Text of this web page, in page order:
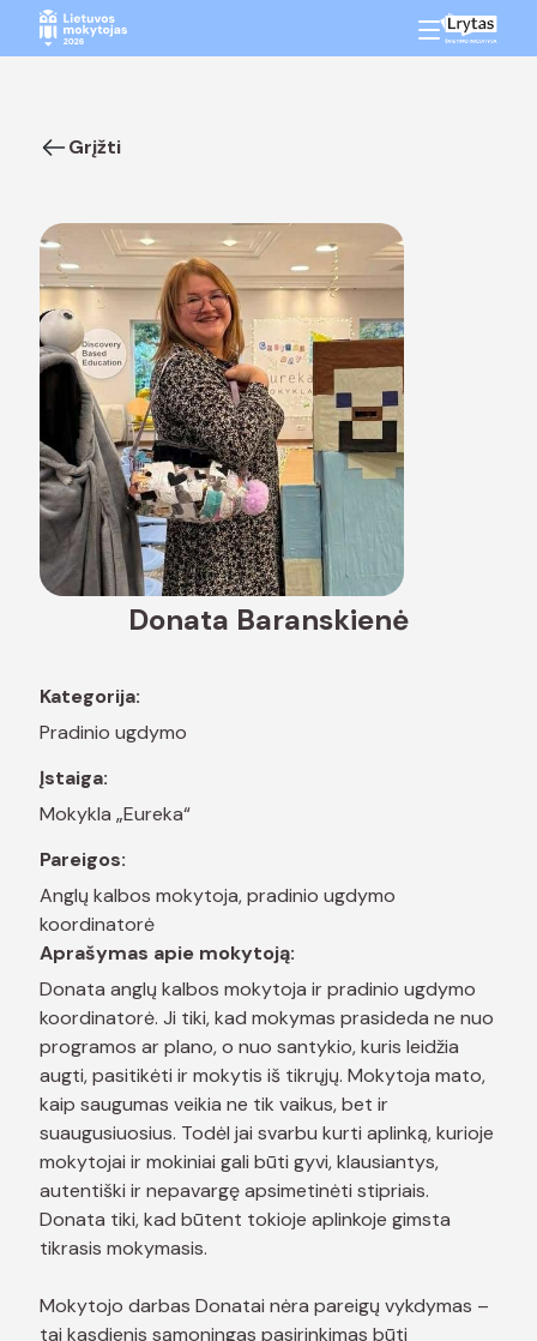
Grįžti
Donata Baranskienė
Kategorija:
Pradinio ugdymo
Įstaiga:
Mokykla „Eureka“
Pareigos:
Anglų kalbos mokytoja, pradinio ugdymo
koordinatorė
Aprašymas apie mokytoją:
Donata anglų kalbos mokytoja ir pradinio ugdymo
koordinatorė. Ji tiki, kad mokymas prasideda ne nuo
programos ar plano, o nuo santykio, kuris leidžia
augti, pasitikėti ir mokytis iš tikrųjų. Mokytoja mato,
kaip saugumas veikia ne tik vaikus, bet ir
suaugusiuosius. Todėl jai svarbu kurti aplinką, kurioje
mokytojai ir mokiniai gali būti gyvi, klausiantys,
autentiški ir nepavargę apsimetinėti stipriais.
Donata tiki, kad būtent tokioje aplinkoje gimsta
tikrasis mokymasis.
Mokytojo darbas Donatai nėra pareigų vykdymas –
tai kasdienis sąmoningas pasirinkimas būti